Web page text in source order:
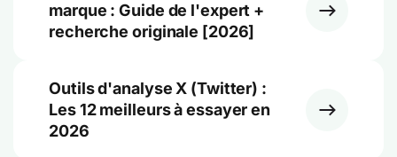
marque : Guide de l'expert +
recherche originale [2026]
Outils d'analyse X (Twitter) :
Les 12 meilleurs à essayer en
2026